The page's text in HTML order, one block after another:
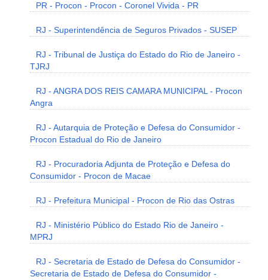
PR - Procon - Procon - Coronel Vivida - PR
RJ - Superintendência de Seguros Privados - SUSEP
RJ - Tribunal de Justiça do Estado do Rio de Janeiro -
TJRJ
RJ - ANGRA DOS REIS CAMARA MUNICIPAL - Procon
Angra
RJ - Autarquia de Proteção e Defesa do Consumidor -
Procon Estadual do Rio de Janeiro
RJ - Procuradoria Adjunta de Proteção e Defesa do
Consumidor - Procon de Macae
RJ - Prefeitura Municipal - Procon de Rio das Ostras
RJ - Ministério Público do Estado Rio de Janeiro -
MPRJ
RJ - Secretaria de Estado de Defesa do Consumidor -
Secretaria de Estado de Defesa do Consumidor -